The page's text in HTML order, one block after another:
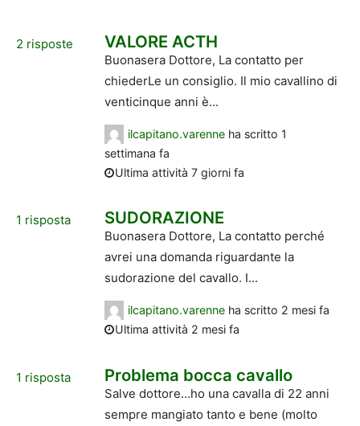
2 risposte VALORE ACTH
Buonasera Dottore, La contatto per
chiederLe un consiglio. Il mio cavallino di
venticinque anni è...
ilcapitano.varenneha scritto 1
settimana fa
Ultima attività 7 giorni fa
1 risposta SUDORAZIONE
Buonasera Dottore, La contatto perché
avrei una domanda riguardante la
sudorazione del cavallo. I...
ilcapitano.varenneha scritto 2 mesi fa
Ultima attività 2 mesi fa
1 risposta Problema bocca cavallo
Salve dottore…ho una cavalla di 22 anni
sempre mangiato tanto e bene (molto